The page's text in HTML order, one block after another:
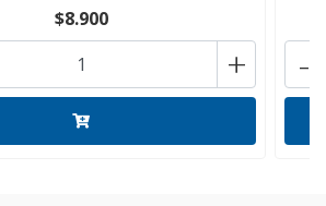
$8.900
+ -